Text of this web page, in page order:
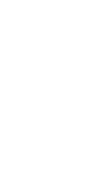
após
cooperação em